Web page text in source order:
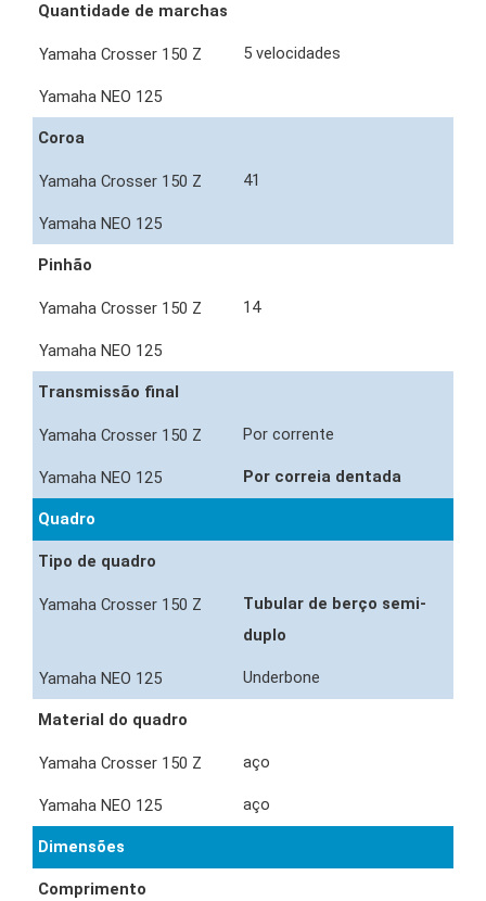
Quantidade de marchas
5 velocidades
Coroa
41
Pinhão
14
Transmissão final
Por corrente
Por correia dentada
Quadro
Tipo de quadro
Tubular de berço semi-
duplo
Underbone
Material do quadro
aço
aço
Dimensões
Comprimento